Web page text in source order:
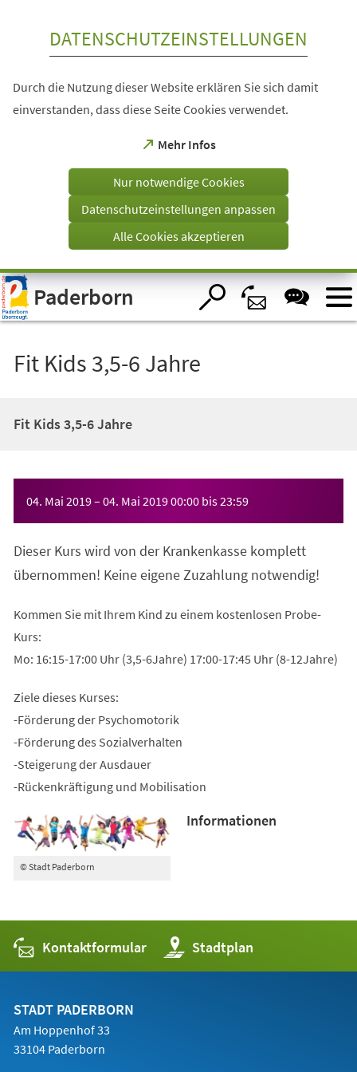
Visuelle
Assistenzsoftware
öffnen.
DATENSCHUTZEINSTELLUNGEN
Durch die Nutzung dieser Website erklären Sie sich damit
einverstanden, dass diese Seite Cookies verwendet.
Mehr Infos
(Öffnet
einem
Tab)
Nur notwendige Cookies
Datenschutzeinstellungen anpassen
Alle Cookies akzeptieren
Paderborn
Fit Kids 3,5-6 Jahre
Fit Kids 3,5-6 Jahre
04. Mai 2019– 04. Mai 201900:00 bis23:59
Dieser Kurs wird von der Krankenkasse komplett
übernommen! Keine eigene Zuzahlung notwendig!
Kommen Sie mit Ihrem Kind zu einem kostenlosen Probe-
Kurs:
Mo: 16:15-17:00 Uhr (3,5-6Jahre) 17:00-17:45 Uhr (8-12Jahre)
Ziele dieses Kurses:
-Förderung der Psychomotorik
-Förderung des Sozialverhalten
-Steigerung der Ausdauer
-Rückenkräftigung und Mobilisation
© Stadt Paderborn
Informationen
Kontaktformular Stadtplan
(Öffnet
in
einem
STADT PADERBORN
Am Hoppenhof 33
33104 Paderborn